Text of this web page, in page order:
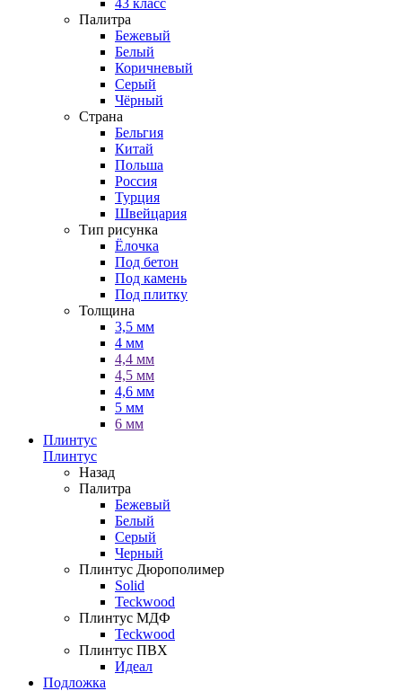
43 класс
Палитра
Бежевый
Белый
Коричневый
Серый
Чёрный
Страна
Бельгия
Китай
Польша
Россия
Турция
Швейцария
Тип рисунка
Ёлочка
Под бетон
Под камень
Под плитку
Толщина
3,5 мм
4 мм
4,4 мм
4,5 мм
4,6 мм
5 мм
6 мм
Плинтус
Плинтус
Назад
Палитра
Бежевый
Белый
Серый
Черный
Плинтус Дюрополимер
Solid
Teckwood
Плинтус МДФ
Teckwood
Плинтус ПВХ
Идеал
Подложка